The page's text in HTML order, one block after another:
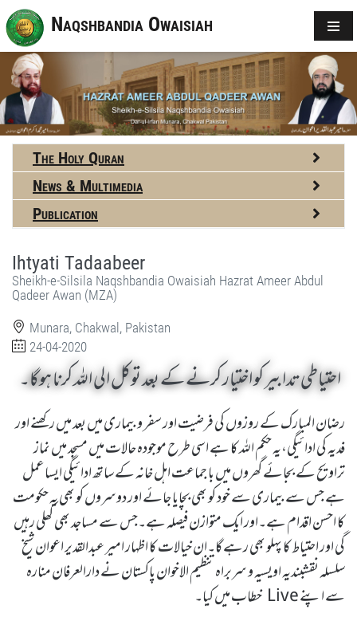
Naqshbandia Owaisiah
The Holy Quran
News & Multimedia
Publication
Ihtyati Tadaabeer
Sheikh-e-Silsila Naqshbandia Owaisiah Hazrat Ameer Abdul
Qadeer Awan (MZA)
Munara, Chakwal, Pakistan
24-04-2020
احتیاطی تدابیر کو اختیار کرنے کے بعد توکل الی اللہ کرنا ہوگا۔
رضان المبارک کے روزوں کی فرضیت اور سفر و بیماری میں بعد میں رکھنے اور
فدیہ کی ادائیگی،یہ حکم اللہ کا ہے اسی طرح موجودہ حالات میں مسجد میں نماز
تراویح کے بجائے گھروں میں با جماعت اہل خانہ کے ساتھ ادائیگی ایسا عمل
ہے جس سے بیماری سے خود کو بھی بچایا جائے اور دوسروں کو بھی یہ حکومت
کا احسن اقدام ہے۔اور ایک متوازن فیصلہ ہے۔جس سے مساجد بھی کھلی رہیں
گی اور احتیاط کا پہلو بھی رہے گا۔ان خیالات کا اظہار امیر عبدالقدیر اعوان شیخ
سلسلہ نقشبندیہ اویسیہ و سربراہ تنظیم الاخوان پاکستان نے دارالعرفان منارہ
سے اپنے Live خطاب میں کیا۔